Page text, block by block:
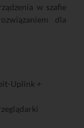
w szafie
dla
Uplink +